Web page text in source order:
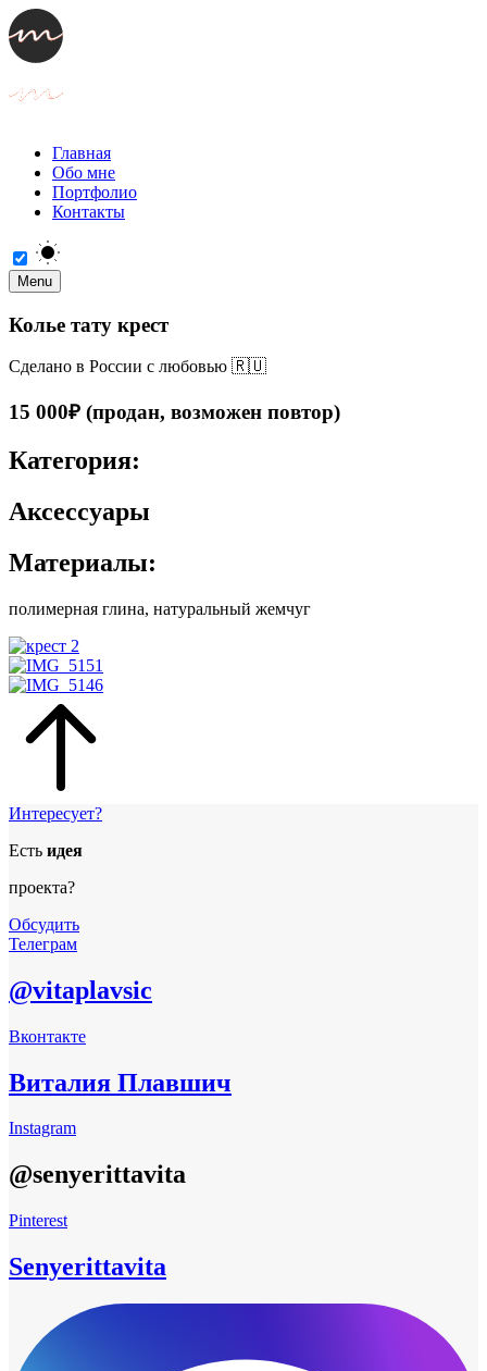
Главная
Обо мне
Портфолио
Контакты
Menu
Колье тату крест
Сделано в России с любовью 🇷🇺
15 000₽ (продан, возможен повтор)
Категория:
Аксессуары
Материалы:
полимерная глина, натуральный жемчуг
Интересует?
Есть идея
проекта?
Обсудить
Телеграм
@vitaplavsic
Вконтакте
Виталия Плавшич
Instagram
@senyerittavita
Pinterest
Senyerittavita